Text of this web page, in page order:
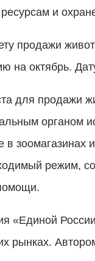
и
продажи
на октябрь.
для продажи
органом
в
режим,
«Единой
рынках.